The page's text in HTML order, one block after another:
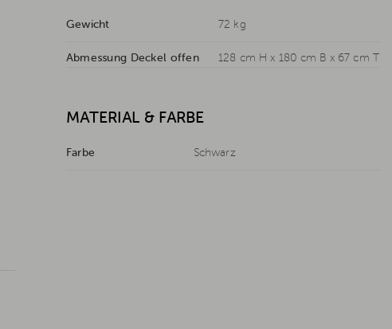
Gewicht 72 kg
Abmessung Deckel offen 128 cm H x 180 cm B x 67 cm T
MATERIAL & FARBE
Farbe Schwarz